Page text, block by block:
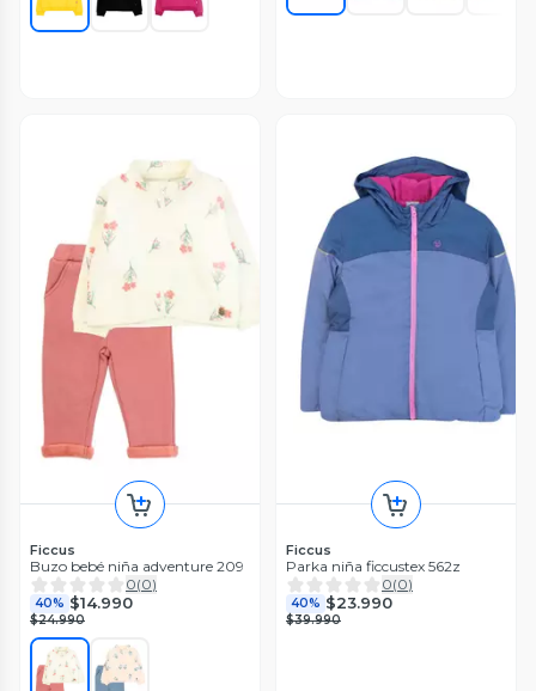
Ficcus
Buzo bebé niña adventure 209
0(0)
40% $14.990
$24.990
Ficcus
Parka niña ficcustex 562z
0(0)
40% $23.990
$39.990